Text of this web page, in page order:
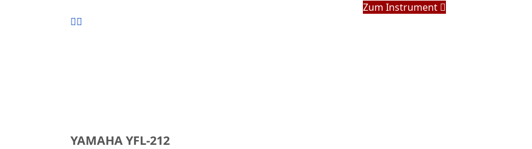
Zum Instrument
YAMAHA YFL-212